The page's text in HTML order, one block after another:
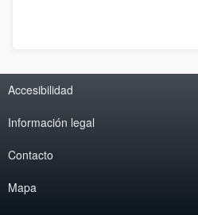
Accesibilidad
Información legal
Contacto
Mapa